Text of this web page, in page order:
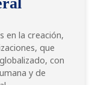
en la creación,
que
con
y de